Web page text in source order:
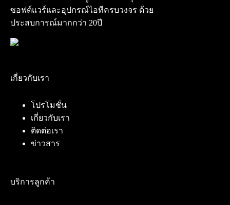
ซอฟต์แวร์และอุปกรณ์ไอทีครบวงจร ด้วย
ประสบการณ์มากกว่า 20ปี
เกี่ยวกับเรา
โปรโมชั่น
เกี่ยวกับเรา
ติดต่อเรา
ข่าวสาร
บริการลูกค้า